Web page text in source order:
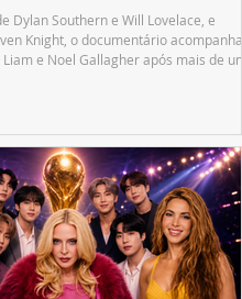
Dylan Southern e Will Lovelace, e
Knight, o documentário acompanha
e Noel Gallagher após mais de